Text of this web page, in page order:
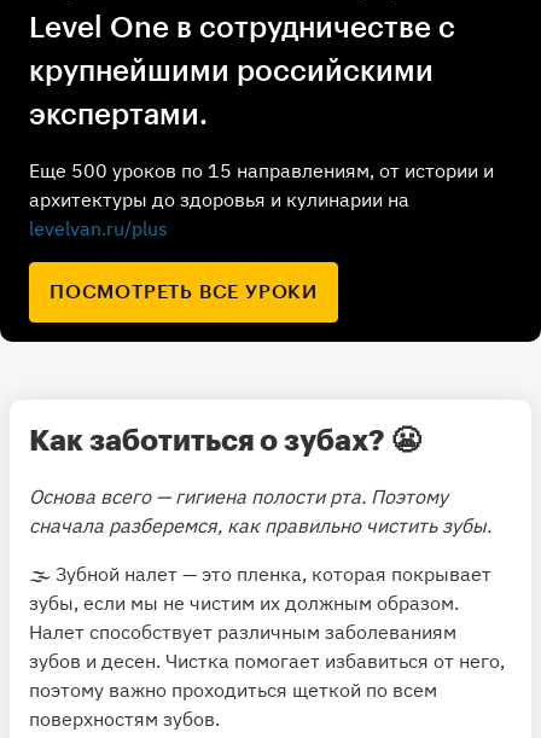
Level One в сотрудничестве с
крупнейшими российскими
экспертами.
Еще 500 уроков по 15 направлениям, от истории и
архитектуры до здоровья и кулинарии на
levelvan.ru/plus
ПОСМОТРЕТЬ ВСЕ УРОКИ
Как заботиться о зубах? 😬
Основа всего — гигиена полости рта. Поэтому
сначала разберемся, как правильно чистить зубы.
🌫 Зубной налет — это пленка, которая покрывает
зубы, если мы не чистим их должным образом.
Налет способствует различным заболеваниям
зубов и десен. Чистка помогает избавиться от него,
поэтому важно проходиться щеткой по всем
поверхностям зубов.